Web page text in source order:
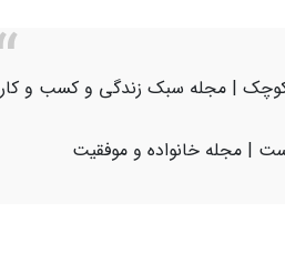
| مجله سبک زندگی و کسب و کار
| مجله خانواده و موفقیت